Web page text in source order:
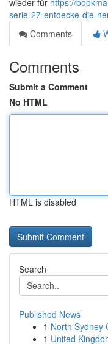
wieder für https://
serie-27-entdecke-die-
Comments
Comments
Submit a Comment
No HTML
HTML is disabled
Search
Published News
1 North Sydney
1 United